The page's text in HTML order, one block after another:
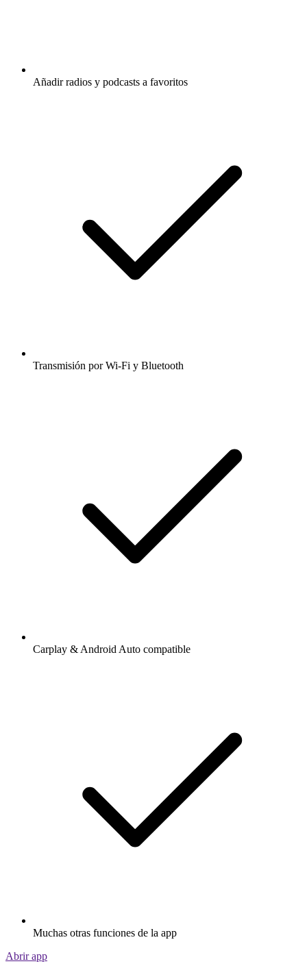
Añadir radios y podcasts a favoritos
Transmisión por Wi-Fi y Bluetooth
Carplay & Android Auto compatible
Muchas otras funciones de la app
Abrir app